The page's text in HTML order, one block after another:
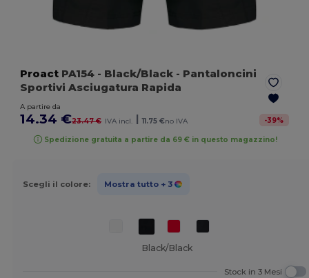
Proact PA154 - Black/Black - Pantaloncini
Sportivi Asciugatura Rapida
A partire da
14.34 €23.47 € IVA incl. | 11.75 €no IVA -39%
Spedizione gratuita a partire da 69 € in questo magazzino!
Scegli il colore: Mostra tutto + 3
Black/Black
Stock in 3 Mesi